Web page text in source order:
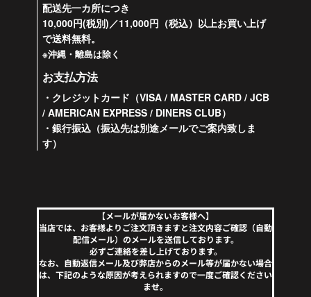
配送先一カ所につき
10,000円(税別)／11,000円（税込）以上お買い上げ
で送料無料。
※沖縄・離島は除く
お支払方法
・クレジットカード（VISA / MASTER CARD / JCB
/ AMERICAN EXPRESS / DINERS CLUB）
・銀行振込（振込先は別途メールでご案内致しま
す）
【メールが届かないお客様へ】
当店では、お客様よりご注文頂きますと注文内容ご確認（自動
配信メール）のメールを送信しております。
必ずご連絡を差し上げております。
なお、自動返信メール及び弊店からのメール等が届かない場合
は、下記のような原因が考えられますので一度ご確認ください
ませ。